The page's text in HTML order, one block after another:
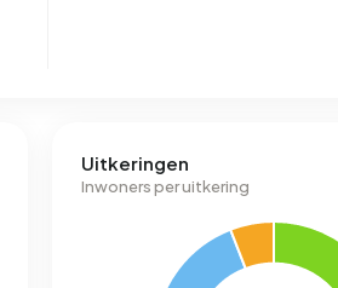
Uitkeringen
Inwoners per uitkering